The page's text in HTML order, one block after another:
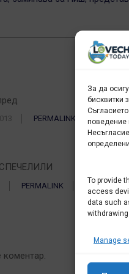
За да
бисквитки
поведение
To provide
access
data such
Manage
PERMALINK
PERMALINK
коментар.